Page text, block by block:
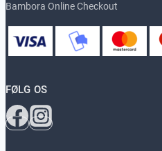
Bambora Online Checkout
FØLG OS